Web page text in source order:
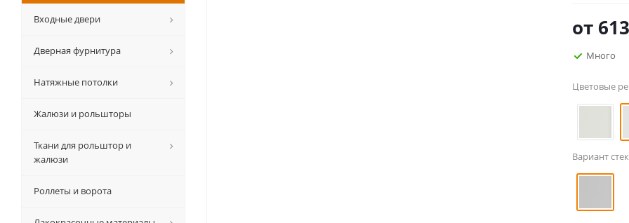
от
Много
Цветовые
Вариант
Входные двери
Дверная фурнитура
Натяжные потолки
Жалюзи и рольшторы
Ткани для рольштор и
жалюзи
Роллеты и ворота